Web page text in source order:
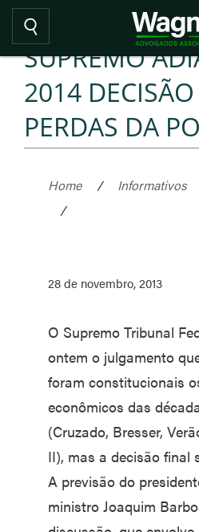
SUPREMO
2014
PERDAS DA
Home / Informativos
/
28 de novembro, 2013
O Supremo Tribunal
ontem o julgamento
foram constitucionais
econômicos das
(Cruzado, Bresser,
II), mas a decisão final
A previsão do
ministro Joaquim